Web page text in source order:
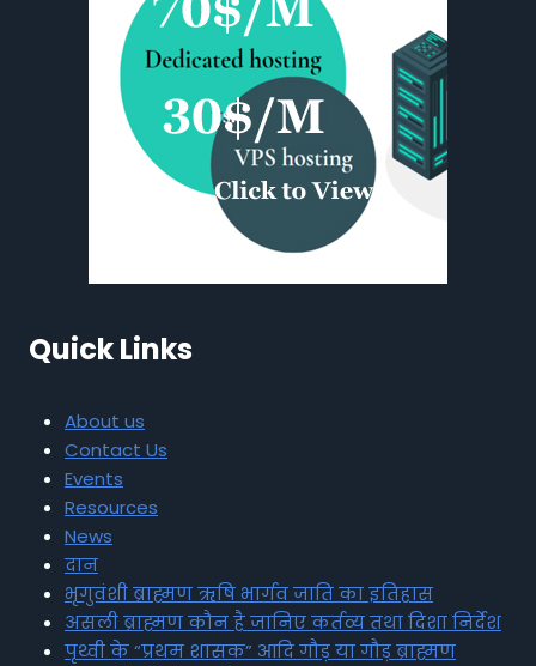
Quick Links
About us
Contact Us
Events
Resources
News
दान
भृगुवंशी ब्राह्मण ऋषि भार्गव जाति का इतिहास
असली ब्राह्मण कौन है जानिए कर्तव्य तथा दिशा निर्देश
पृथ्वी के “प्रथम शासक” आदि गौड़ या गौड़ ब्राह्मण